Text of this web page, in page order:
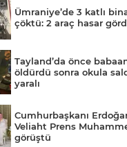
Ümraniye’de 3 katlı
çöktü: 2 araç hasar
Tayland’da önce
öldürdü sonra okula
yaralı
Cumhurbaşkanı
Veliaht Prens
görüştü